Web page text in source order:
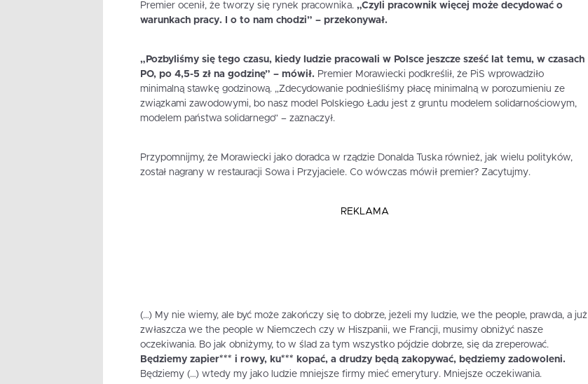
Premier ocenił, że tworzy się rynek pracownika.„Czyli pracownik więcej może decydować o
warunkach pracy. I o to nam chodzi” – przekonywał.
„Pozbyliśmy się tego czasu, kiedy ludzie pracowali w Polsce jeszcze sześć lat temu, w czasach
PO, po 4,5-5 zł na godzinę” – mówił. Premier Morawiecki podkreślił, że PiS wprowadziło
minimalną stawkę godzinową. „Zdecydowanie podnieśliśmy płacę minimalną w porozumieniu ze
związkami zawodowymi, bo nasz model Polskiego Ładu jest z gruntu modelem solidarnościowym,
modelem państwa solidarnego” – zaznaczył.
Przypomnijmy, że Morawiecki jako doradca w rządzie Donalda Tuska również, jak wielu polityków,
został nagrany w restauracji Sowa i Przyjaciele. Co wówczas mówił premier? Zacytujmy.
REKLAMA
(…) My nie wiemy, ale być może zakończy się to dobrze, jeżeli my ludzie, we the people, prawda, a już
zwłaszcza we the people w Niemczech czy w Hiszpanii, we Francji, musimy obniżyć nasze
oczekiwania. Bo jak obniżymy, to w ślad za tym wszystko pójdzie dobrze, się da zreperować.
Będziemy zapier*** i rowy, ku*** kopać, a drudzy będą zakopywać, będziemy zadowoleni.
Będziemy (…) wtedy my jako ludzie mniejsze firmy mieć emerytury. Mniejsze oczekiwania.